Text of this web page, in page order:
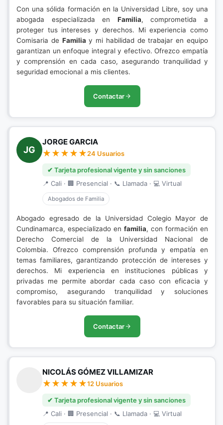
Con una sólida formación en la Universidad Libre, soy una
abogada especializada en Familia, comprometida a
proteger tus intereses y derechos. Mi experiencia como
Comisaria de Familia y mi habilidad de trabajar en equipo
garantizan un enfoque integral y efectivo. Ofrezco empatía
y comprensión en cada caso, asegurando tranquilidad y
seguridad emocional a mis clientes.
Contactar
JG
JORGE GARCIA
24 Usuarios
✔ Tarjeta profesional vigente y sin sanciones
📍 Cali · 🏢 Presencial · 📞 Llamada · 💻 Virtual
Abogados de Familia
Abogado egresado de la Universidad Colegio Mayor de
Cundinamarca, especializado en familia, con formación en
Derecho Comercial de la Universidad Nacional de
Colombia. Ofrezco comprensión profunda y empatía en
temas familiares, garantizando protección de intereses y
derechos. Mi experiencia en instituciones públicas y
privadas me permite abordar cada caso con eficacia y
compromiso, asegurando tranquilidad y soluciones
favorables para su situación familiar.
Contactar
NICOLÁS GÓMEZ VILLAMIZAR
12 Usuarios
✔ Tarjeta profesional vigente y sin sanciones
📍 Cali · 🏢 Presencial · 📞 Llamada · 💻 Virtual